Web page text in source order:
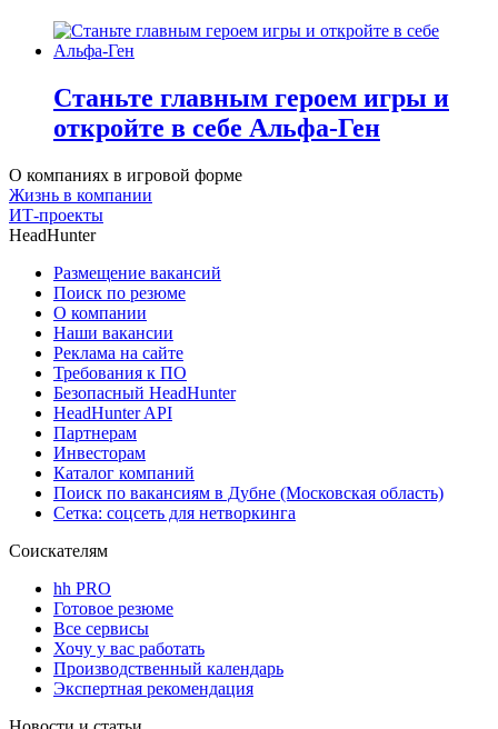
Станьте главным героем игры и
откройте в себе Альфа-Ген
О компаниях в игровой форме
Жизнь в компании
ИТ-проекты
HeadHunter
Размещение вакансий
Поиск по резюме
О компании
Наши вакансии
Реклама на сайте
Требования к ПО
Безопасный HeadHunter
HeadHunter API
Партнерам
Инвесторам
Каталог компаний
Поиск по вакансиям в Дубне (Московская область)
Сетка: соцсеть для нетворкинга
Соискателям
hh PRO
Готовое резюме
Все сервисы
Хочу у вас работать
Производственный календарь
Экспертная рекомендация